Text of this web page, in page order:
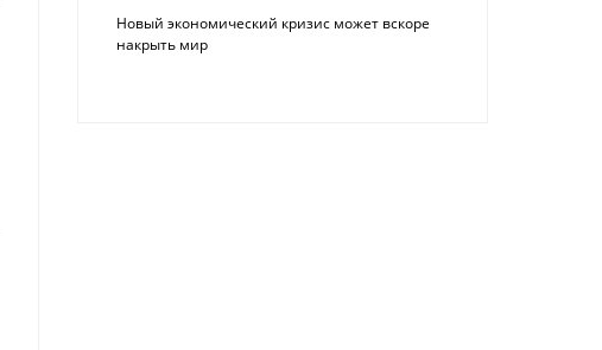
Новый экономический кризис может вскоре
накрыть мир